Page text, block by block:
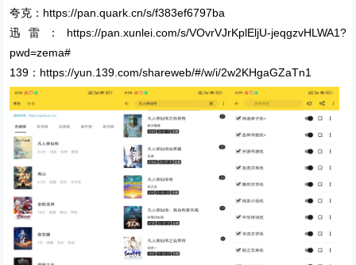
夸克：https://pan.quark.cn/s/f383ef6797ba
迅雷：https://pan.xunlei.com/s/VOvrVJrKplEljU-jeqgzvHLWA1?
pwd=zema#
139：https://yun.139.com/shareweb/#/w/i/2w2KHgaGZaTn1